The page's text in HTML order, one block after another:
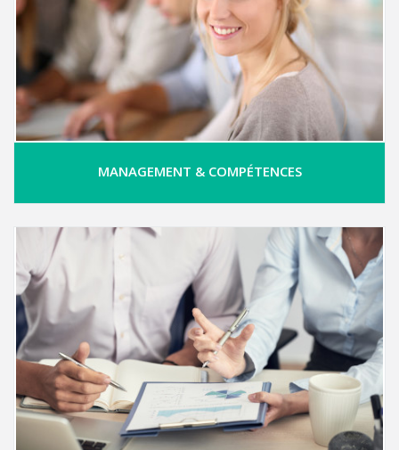
MANAGEMENT & COMPÉTENCES